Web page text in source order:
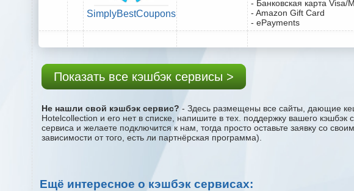
SimplyBestCoupons
- Банковская карта Visa/
- Amazon Gift Card
- ePayments
Показать все кэшбэк сервисы >
Не нашли свой кэшбэк сервис? - Здесь размещены все сайты, дающие
Hotelcollection и его нет в списке, напишите в тех. поддержку вашего
сервиса и желаете подключится к нам, тогда просто оставьте заявку со
зависимости от того, есть ли партнёрская программа).
Ещё интересное о кэшбэк сервисах: